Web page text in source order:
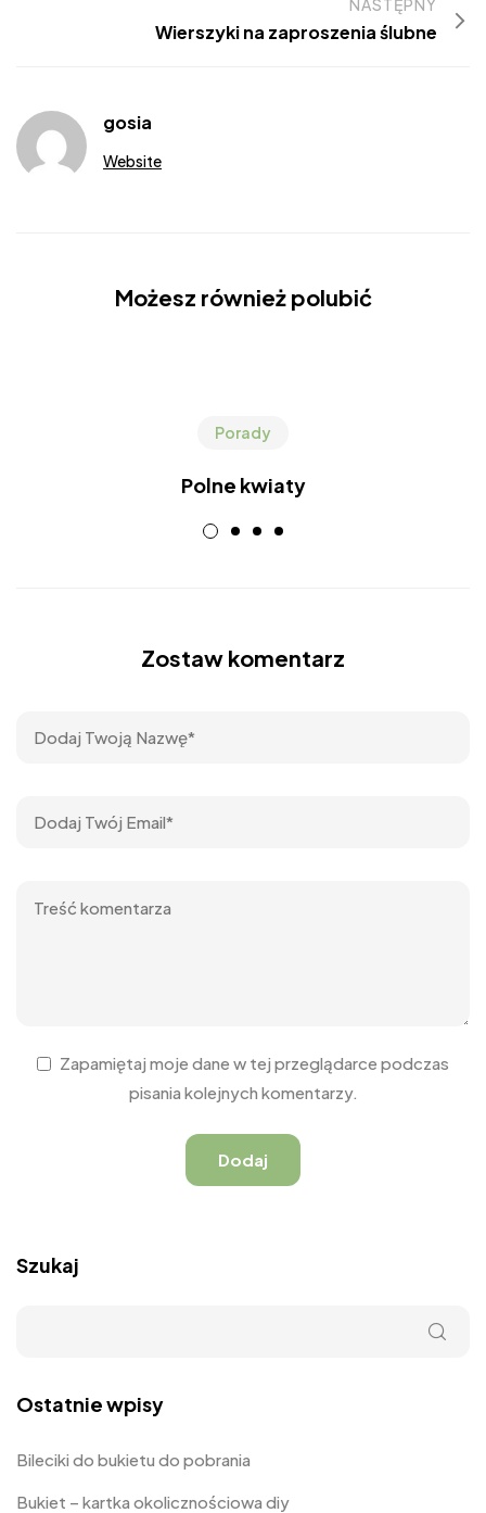
NASTĘPNY
Wierszyki na zaproszenia ślubne
gosia
Website
Możesz również polubić
Porady
Polne kwiaty
Zostaw komentarz
Zapamiętaj moje dane w tej przeglądarce podczas
pisania kolejnych komentarzy.
Szukaj
Ostatnie wpisy
Bileciki do bukietu do pobrania
Bukiet – kartka okolicznościowa diy